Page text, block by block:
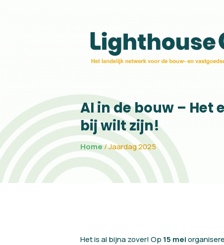
AI in de bouw – Het
bij wilt zijn!
Home/Jaardag 2025
Het is al bijna zover! Op 15 mei